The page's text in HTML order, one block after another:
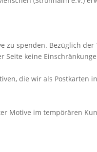
spenden. Bezüglich der
Seite keine
die wir als Postkarten
Motive im tempörären